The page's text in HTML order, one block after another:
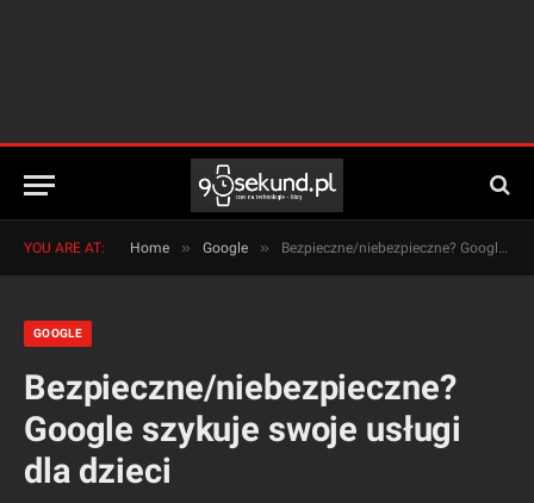
YOU ARE AT: Home » Google » Bezpieczne/niebezpieczne? Google szykuje swoje usługi dla dzieci
GOOGLE
Bezpieczne/niebezpieczne?
Google szykuje swoje usługi
dla dzieci